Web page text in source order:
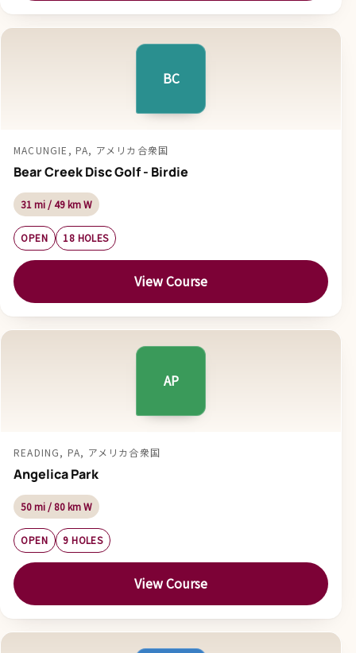
BC
MACUNGIE, PA, アメリカ合衆国
Bear Creek Disc Golf - Birdie
31 mi / 49 km W
OPEN 18 HOLES
View Course
AP
READING, PA, アメリカ合衆国
Angelica Park
50 mi / 80 km W
OPEN 9 HOLES
View Course